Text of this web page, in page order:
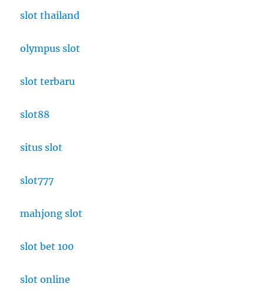
slot thailand
olympus slot
slot terbaru
slot88
situs slot
slot777
mahjong slot
slot bet 100
slot online